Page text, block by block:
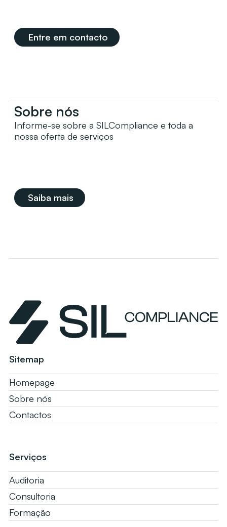
Entre em contacto
Sobre nós
Informe-se sobre a SILCompliance e toda a
nossa oferta de serviços
Saiba mais
Sitemap
Homepage
Sobre nós
Contactos
Serviços
Auditoria
Consultoria
Formação